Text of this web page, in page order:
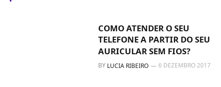
COMO ATENDER O SEU
TELEFONE A PARTIR DO SEU
AURICULAR SEM FIOS?
BY LUCIA RIBEIRO 6 DEZEMBRO 2017